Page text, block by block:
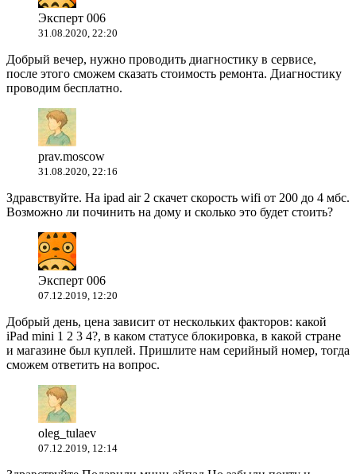
Эксперт 006
31.08.2020, 22:20
Добрый вечер, нужно проводить диагностику в сервисе,
после этого сможем сказать стоимость ремонта. Диагностику
проводим бесплатно.
prav.moscow
31.08.2020, 22:16
Здравствуйте. На ipad air 2 скачет скорость wifi от 200 до 4 мбс.
Возможно ли починить на дому и сколько это будет стоить?
Эксперт 006
07.12.2019, 12:20
Добрый день, цена зависит от нескольких факторов: какой
iPad mini 1 2 3 4?, в каком статусе блокировка, в какой стране
и магазине был куплей. Пришлите нам серийный номер, тогда
сможем ответить на вопрос.
oleg_tulaev
07.12.2019, 12:14